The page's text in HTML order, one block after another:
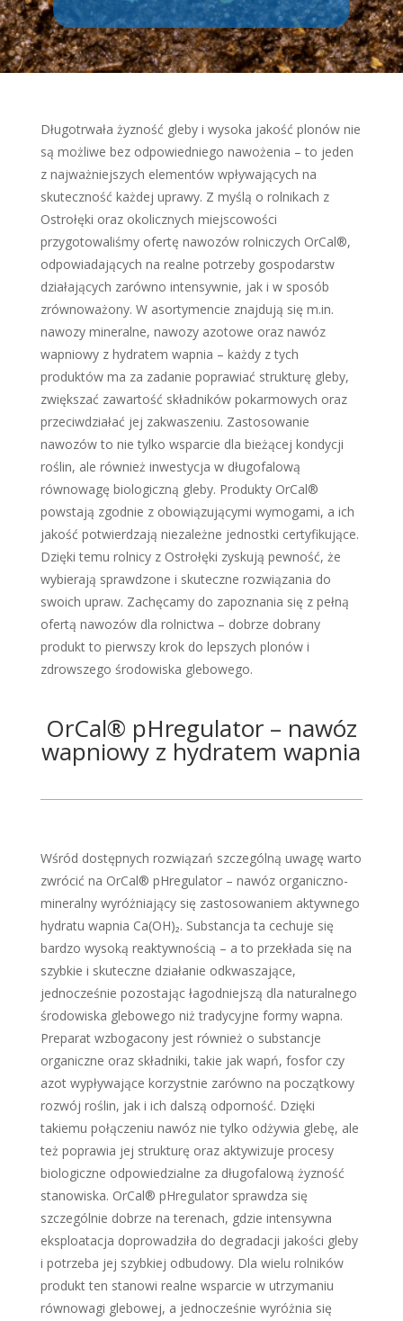
Długotrwała żyzność gleby i wysoka jakość plonów nie
są możliwe bez odpowiedniego nawożenia – to jeden
z najważniejszych elementów wpływających na
skuteczność każdej uprawy. Z myślą o rolnikach z
Ostrołęki oraz okolicznych miejscowości
przygotowaliśmy ofertę nawozów rolniczych OrCal®,
odpowiadających na realne potrzeby gospodarstw
działających zarówno intensywnie, jak i w sposób
zrównoważony. W asortymencie znajdują się m.in.
nawozy mineralne, nawozy azotowe oraz nawóz
wapniowy z hydratem wapnia – każdy z tych
produktów ma za zadanie poprawiać strukturę gleby,
zwiększać zawartość składników pokarmowych oraz
przeciwdziałać jej zakwaszeniu. Zastosowanie
nawozów to nie tylko wsparcie dla bieżącej kondycji
roślin, ale również inwestycja w długofalową
równowagę biologiczną gleby. Produkty OrCal®
powstają zgodnie z obowiązującymi wymogami, a ich
jakość potwierdzają niezależne jednostki certyfikujące.
Dzięki temu rolnicy z Ostrołęki zyskują pewność, że
wybierają sprawdzone i skuteczne rozwiązania do
swoich upraw. Zachęcamy do zapoznania się z pełną
ofertą nawozów dla rolnictwa – dobrze dobrany
produkt to pierwszy krok do lepszych plonów i
zdrowszego środowiska glebowego.
OrCal® pHregulator – nawóz
wapniowy z hydratem wapnia
Wśród dostępnych rozwiązań szczególną uwagę warto
zwrócić na OrCal® pHregulator – nawóz organiczno-
mineralny wyróżniający się zastosowaniem aktywnego
hydratu wapnia Ca(OH)₂. Substancja ta cechuje się
bardzo wysoką reaktywnością – a to przekłada się na
szybkie i skuteczne działanie odkwaszające,
jednocześnie pozostając łagodniejszą dla naturalnego
środowiska glebowego niż tradycyjne formy wapna.
Preparat wzbogacony jest również o substancje
organiczne oraz składniki, takie jak wapń, fosfor czy
azot wypływające korzystnie zarówno na początkowy
rozwój roślin, jak i ich dalszą odporność. Dzięki
takiemu połączeniu nawóz nie tylko odżywia glebę, ale
też poprawia jej strukturę oraz aktywizuje procesy
biologiczne odpowiedzialne za długofalową żyzność
stanowiska. OrCal® pHregulator sprawdza się
szczególnie dobrze na terenach, gdzie intensywna
eksploatacja doprowadziła do degradacji jakości gleby
i potrzeba jej szybkiej odbudowy. Dla wielu rolników
produkt ten stanowi realne wsparcie w utrzymaniu
równowagi glebowej, a jednocześnie wyróżnia się